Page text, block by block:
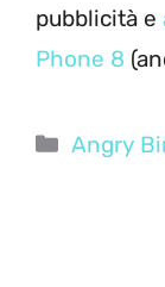
pubblicità e
Phone 8
Angry